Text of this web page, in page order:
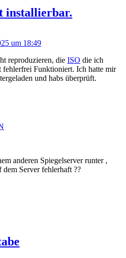
installierbar.
um 18:49
reproduzieren, die ISO die ich
fehlerfrei Funktioniert. Ich hatte mir
und habs überprüft.
anderen Spiegelserver runter ,
Server fehlerhaft ??